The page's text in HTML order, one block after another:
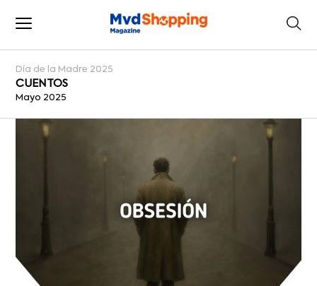
Día de la Madre 2025
CUENTOS
Mayo 2025